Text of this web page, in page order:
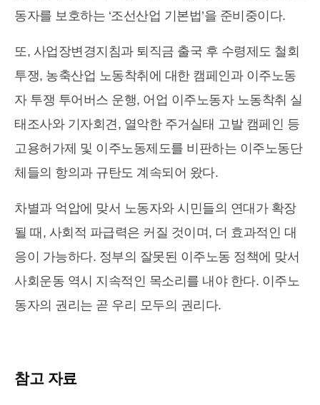
동자를 보호하는 ‘조선산업 기본법’을 준비중이다.
또, 사업장변경지침과 퇴직금 출국 후 수령제도 철회
투쟁, 농축산업 노동착취에 대한 캠페인과 이주노동
자 투쟁 투어버스 운행, 어업 이주노동자 노동착취 실
태조사와 기자회견, 열악한 주거실태 고발 캠페인 등
고용허가제 및 이주노동제도를 비판하는 이주노동단
체들의 항의과 규탄도 계속되어 왔다.
차별과 억압에 맞서 노동자와 시민들의 연대가 확장
될 때, 사회적 파급력은 커질 것이며, 더 효과적인 대
응이 가능하다. 정부의 잘못된 이주노동 정책에 맞서
사회운동 역시 지속적인 목소리를 내야 한다. 이주노
동자의 권리는 곧 우리 모두의 권리다.
참고 자료